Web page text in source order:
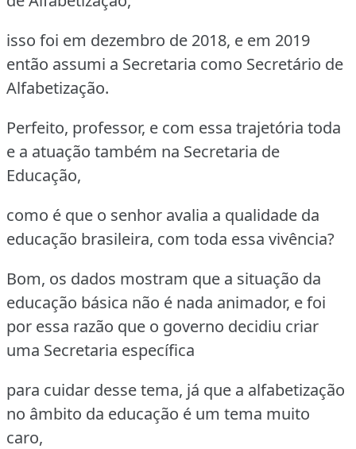
isso foi em dezembro de 2018, e em 2019
então assumi a Secretaria como Secretário de
Alfabetização.
Perfeito, professor, e com essa trajetória toda
e a atuação também na Secretaria de
Educação,
como é que o senhor avalia a qualidade da
educação brasileira, com toda essa vivência?
Bom, os dados mostram que a situação da
educação básica não é nada animador, e foi
por essa razão que o governo decidiu criar
uma Secretaria específica
para cuidar desse tema, já que a alfabetização
no âmbito da educação é um tema muito
caro,